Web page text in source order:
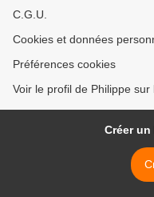
C.G.U.
Cookies et données
Préférences cookies
Voir le profil de Philippe
Créer